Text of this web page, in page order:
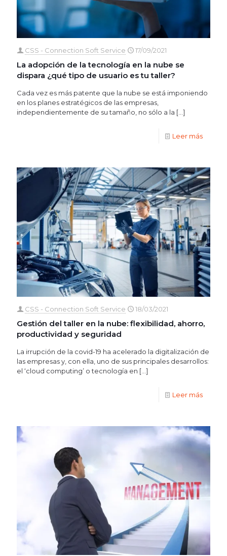
CSS - Connection Soft Service 17/09/2021
La adopción de la tecnología en la nube se
dispara ¿qué tipo de usuario es tu taller?
Cada vez es más patente que la nube se está imponiendo
en los planes estratégicos de las empresas,
independientemente de su tamaño, no sólo a la […]
Leer más
CSS - Connection Soft Service 18/03/2021
Gestión del taller en la nube: flexibilidad, ahorro,
productividad y seguridad
La irrupción de la covid-19 ha acelerado la digitalización de
las empresas y, con ella, uno de sus principales desarrollos:
el ‘cloud computing’ o tecnología en […]
Leer más